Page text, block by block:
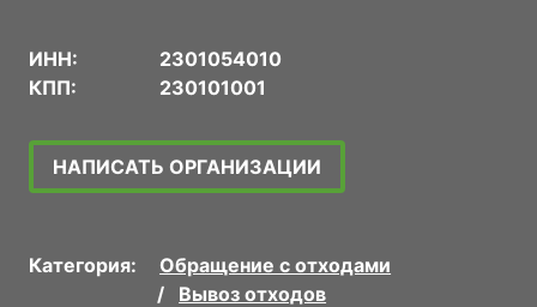
ИНН:
2301054010
КПП:
230101001
НАПИСАТЬ ОРГАНИЗАЦИИ
Категория:
Обращение с отходами
Вывоз отходов